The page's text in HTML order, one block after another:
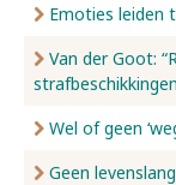
Emoties leiden
Van der Goot:
Wel of geen
Geen